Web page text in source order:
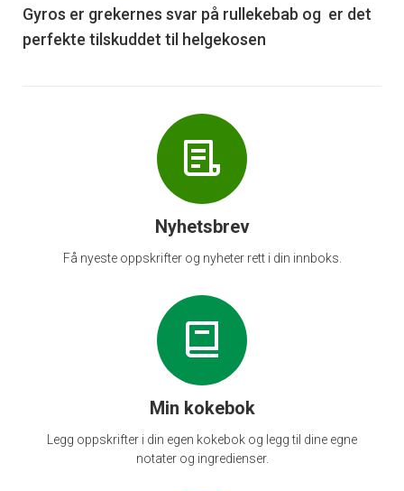
6
Gyros er grekernes svar på rullekebab og er det
perfekte tilskuddet til helgekosen
Nyhetsbrev
Få nyeste oppskrifter og nyheter rett i din innboks.
Min kokebok
Legg oppskrifter i din egen kokebok og legg til dine egne
notater og ingredienser.